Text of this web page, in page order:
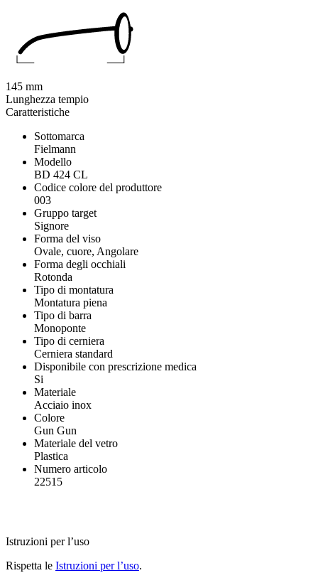
Caratteristiche
Sottomarca
Fielmann
Modello
BD 424 CL
Codice colore del produttore
003
Gruppo target
Signore
Forma del viso
Ovale, cuore, Angolare
Forma degli occhiali
Rotonda
Tipo di montatura
Montatura piena
Tipo di barra
Monoponte
Tipo di cerniera
Cerniera standard
Disponibile con prescrizione medica
Si
Materiale
Acciaio inox
Colore
Gun Gun
Materiale del vetro
Plastica
Numero articolo
22515
Istruzioni per l’uso
Rispetta le Istruzioni per l’uso.
145 mm
Lunghezza tempio